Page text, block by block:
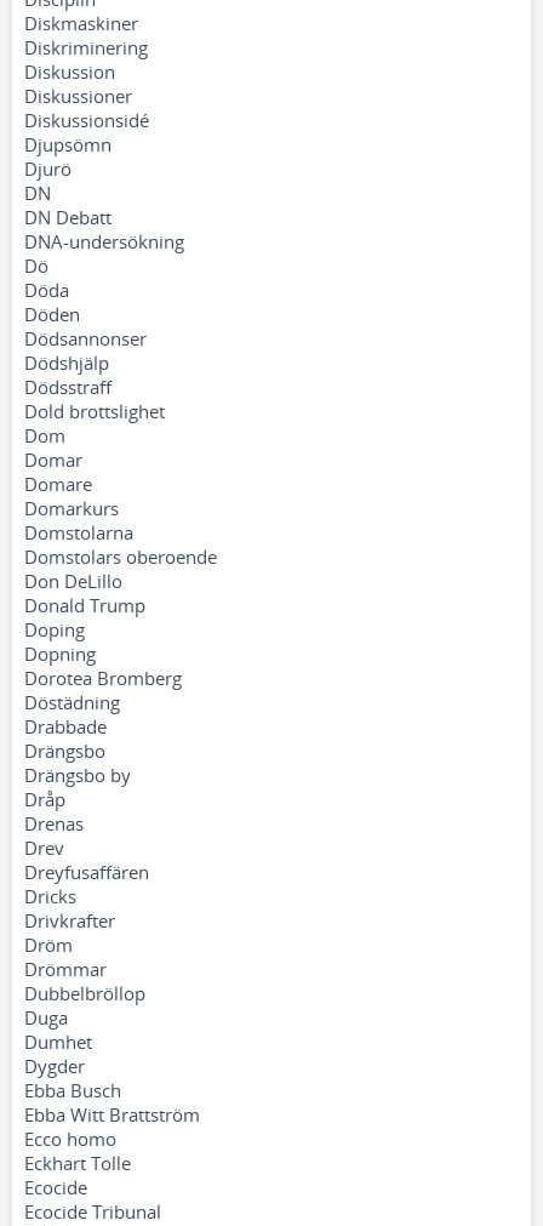
Diskmaskiner
Diskriminering
Diskussion
Diskussioner
Diskussionsidé
Djupsömn
Djurö
DN
DN Debatt
DNA-undersökning
Dö
Döda
Döden
Dödsannonser
Dödshjälp
Dödsstraff
Dold brottslighet
Dom
Domar
Domare
Domarkurs
Domstolarna
Domstolars oberoende
Don DeLillo
Donald Trump
Doping
Dopning
Dorotea Bromberg
Döstädning
Drabbade
Drängsbo
Drängsbo by
Dråp
Drenas
Drev
Dreyfusaffären
Dricks
Drivkrafter
Dröm
Drömmar
Dubbelbröllop
Duga
Dumhet
Dygder
Ebba Busch
Ebba Witt Brattström
Ecco homo
Eckhart Tolle
Ecocide
Ecocide Tribunal